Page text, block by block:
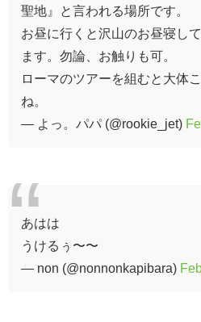
聖地』と言われる場所です。
お昼に行くと沢山のお昼寝し
ます。勿論、お触りも可。
ローマのツアーを組むと大体
ね。
— よっ。パパ (@rookie_jet)
あはは
うけるぅ〜〜
— non (@nonnonkapibara)